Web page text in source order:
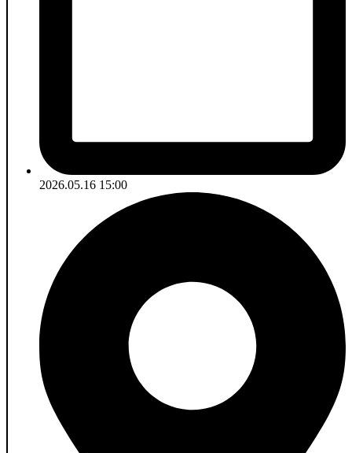
2026.05.16 15:00